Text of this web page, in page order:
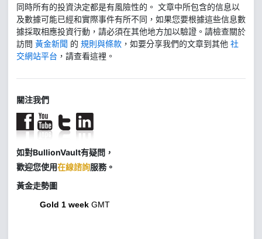
同時所有的投資決定都是有風險性的。 文章中所包含的信息以
及數據可能已經和實際事件有所不同，如果您要根據這些信息數
據採取相應投資行動，請必須在其他地方加以驗證。請檢查關於
訪問 黃金新聞 的 規則與條款 ，如要分享我們的文章到其他 社
交網站平台 ，請查看這裡。
關注我們
如對BullionVault有疑問，
歡迎您使用在線諮詢服務。
黃金走勢圖
Gold 1 week GMT